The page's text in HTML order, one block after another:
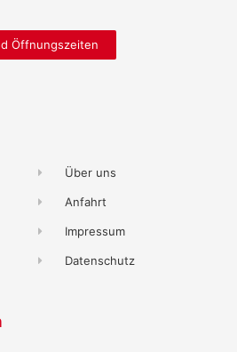
Öffnungszeiten
Über uns
Anfahrt
Impressum
Datenschutz